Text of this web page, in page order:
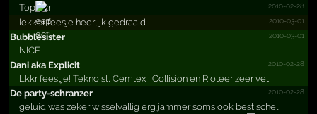
2010-02-28
Top
2010-03-01
lekker feesje heerlijk gedraaid
Bubblesister
2010-03-01
NICE
Dani aka Explicit
2010-02-28
Lkkr feestje! Teknoist, Cemtex , Collision en Rioteer zeer vet
De party-schranzer
2010-02-28
geluid was zeker wisselvallig erg jammer soms ook best schel